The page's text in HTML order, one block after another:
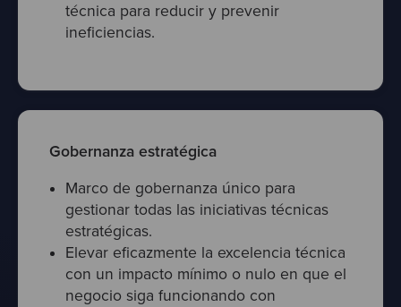
técnica para reducir y prevenir
ineficiencias.
Gobernanza estratégica
Marco de gobernanza único para
gestionar todas las iniciativas técnicas
estratégicas.
Elevar eficazmente la excelencia técnica
con un impacto mínimo o nulo en que el
negocio siga funcionando con